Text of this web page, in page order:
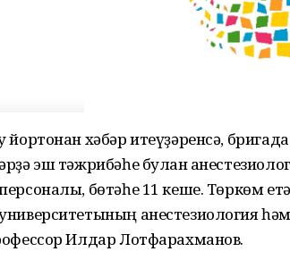
хәбәр итеүҙәренсә,
эш тәжрибәһе булған
бөтәһе 11 кеше. Төркөм
анестезиология
Илдар Лотфарахманов.